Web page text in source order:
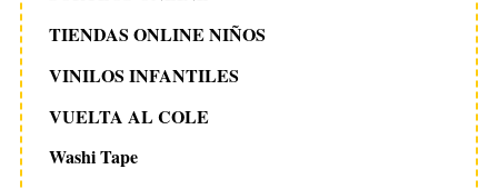
TIENDAS ONLINE NIÑOS
VINILOS INFANTILES
VUELTA AL COLE
Washi Tape